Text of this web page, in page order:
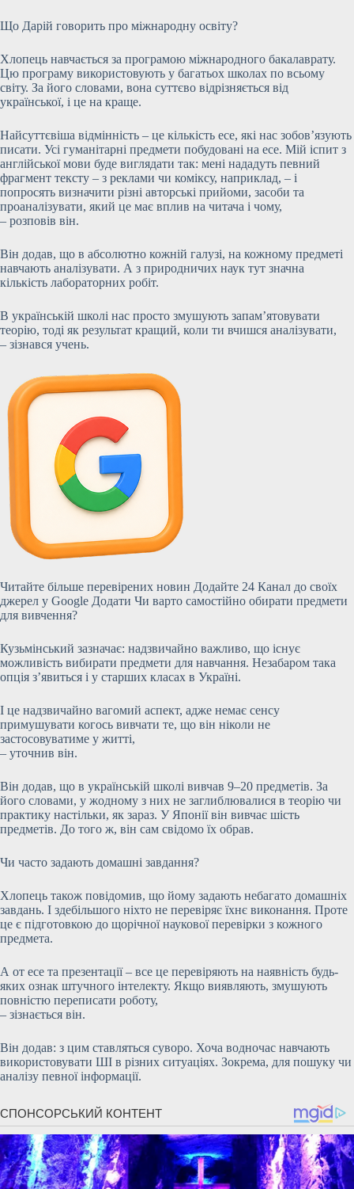
Що Дарій говорить про міжнародну освіту?
Хлопець навчається за програмою міжнародного бакалаврату.
Цю програму використовують у багатьох школах по всьому
світу. За його словами, вона суттєво відрізняється від
української, і це на краще.
Найсуттєвіша відмінність – це кількість есе, які нас зобов’язують
писати. Усі гуманітарні предмети побудовані на есе. Мій іспит з
англійської мови буде виглядати так: мені нададуть певний
фрагмент тексту – з реклами чи коміксу, наприклад, – і
попросять визначити різні авторські прийоми, засоби та
проаналізувати, який це має вплив на читача і чому,
– розповів він.
Він додав, що в абсолютно кожній галузі, на кожному предметі
навчають аналізувати. А з природничих наук тут значна
кількість лабораторних робіт.
В українській школі нас просто змушують запам’ятовувати
теорію, тоді як результат кращий, коли ти вчишся аналізувати,
– зізнався учень.
Читайте більше перевірених новин Додайте 24 Канал до своїх
джерел у Google Додати Чи варто самостійно обирати предмети
для вивчення?
Кузьмінський зазначає: надзвичайно важливо, що існує
можливість вибирати предмети для навчання. Незабаром така
опція з’явиться і у старших класах в Україні.
І це надзвичайно вагомий аспект, адже немає сенсу
примушувати когось вивчати те, що він ніколи не
застосовуватиме у житті,
– уточнив він.
Він додав, що в українській школі вивчав 9–20 предметів. За
його словами, у жодному з них не заглиблювалися в теорію чи
практику настільки, як зараз. У Японії він вивчає шість
предметів. До того ж, він сам свідомо їх обрав.
Чи часто задають домашні завдання?
Хлопець також повідомив, що йому задають небагато домашніх
завдань. І здебільшого ніхто не перевіряє їхнє виконання. Проте
це є підготовкою до щорічної наукової перевірки з кожного
предмета.
А от есе та презентації – все це перевіряють на наявність будь-
яких ознак штучного інтелекту. Якщо виявляють, змушують
повністю переписати роботу,
– зізнається він.
Він додав: з цим ставляться суворо. Хоча водночас навчають
використовувати ШІ в різних ситуаціях. Зокрема, для пошуку чи
аналізу певної інформації.